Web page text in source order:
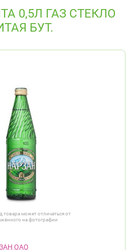
0,5Л ГАЗ СТЕКЛО
БУТ.
товара может отличаться от
на фотографии
ОАО